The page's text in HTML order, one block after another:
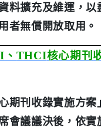
料擴充及維運，以
者無償開放取用。
、 THCI核心期刊
期刊收錄實施方案
會議議決後，依實